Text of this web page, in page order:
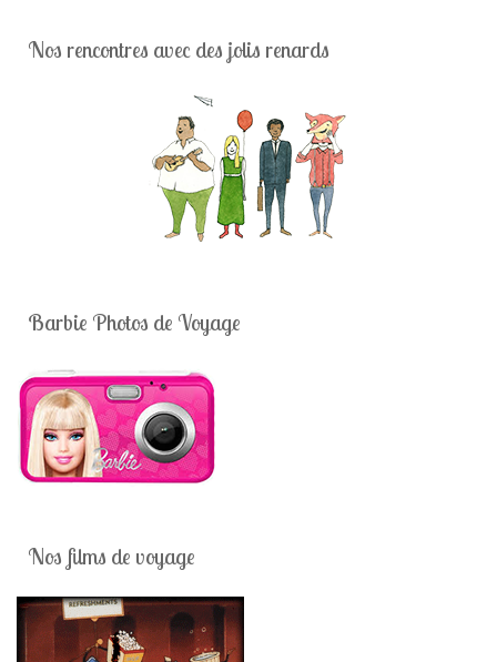
Nos rencontres avec des jolis renards
Barbie Photos de Voyage
Nos films de voyage